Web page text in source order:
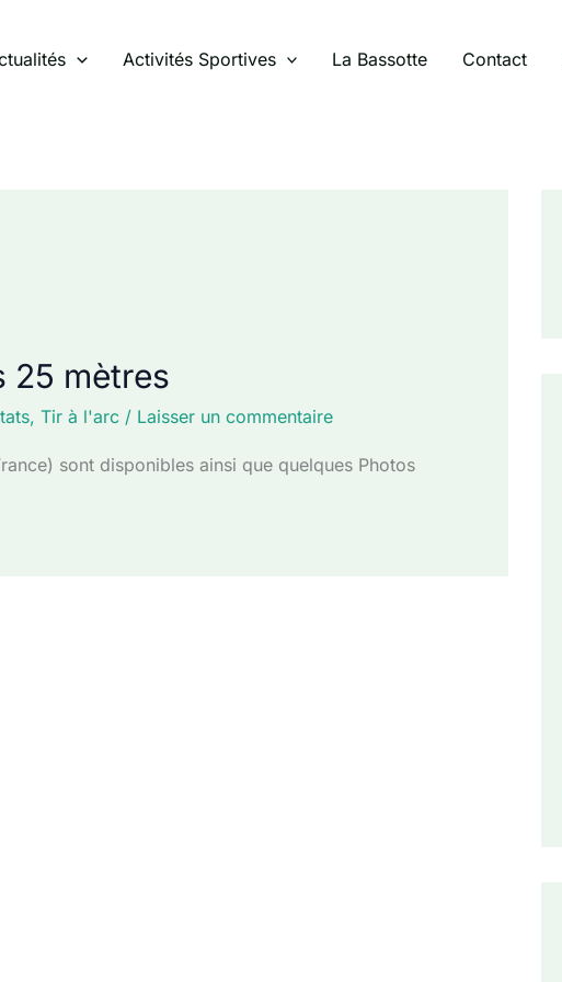
Activités Sportives La Bassotte Contact
25 mètres
, Tir à l'arc / Laisser un commentaire
sont disponibles ainsi que quelques Photos